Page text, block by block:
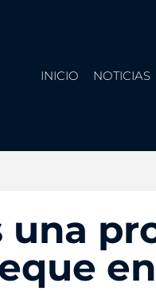
INICIO NOTICIAS
una